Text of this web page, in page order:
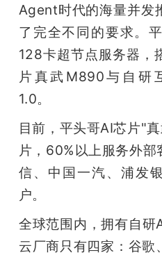
Agent时代的海量并发
了完全不同的要求。
128卡超节点服务器，
片真武M890与自研
1.0。
目前，平头哥AI芯片"
片，60%以上服务外
信、中国一汽、浦发
户。
全球范围内，拥有自研
云厂商只有四家：谷歌